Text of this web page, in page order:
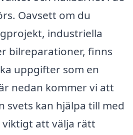
Oavsett om du
industriella
bilreparationer, finns
uppgifter som en
nedan kommer vi att
svets kan hjälpa till med
att välja rätt